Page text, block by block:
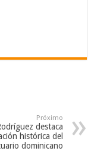
Próximo
destaca
histórica del
dominicano